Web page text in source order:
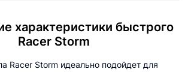
характеристики быстрого
Racer Storm
Racer Storm идеально подойдет для